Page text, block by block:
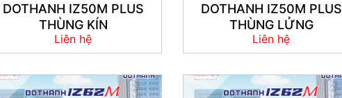
DOTHANH IZ50M PLUS
THÙNG KÍN
Liên hệ
DOTHANH IZ50M PLUS
THÙNG LỬNG
Liên hệ